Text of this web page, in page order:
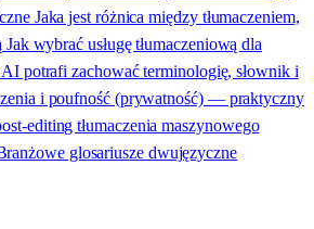
Jaka jest różnica między tłumaczeniem,
Jak wybrać usługę tłumaczeniową dla
potrafi zachować terminologię, słownik i
i poufność (prywatność) — praktyczny
editing tłumaczenia maszynowego
glosariusze dwujęzyczne